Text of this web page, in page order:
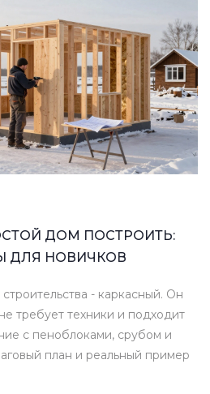
ДОМ ПОСТРОИТЬ:
ДЛЯ НОВИЧКОВ
- каркасный. Он
требует техники и подходит
с пеноблоками, срубом и
план и реальный пример